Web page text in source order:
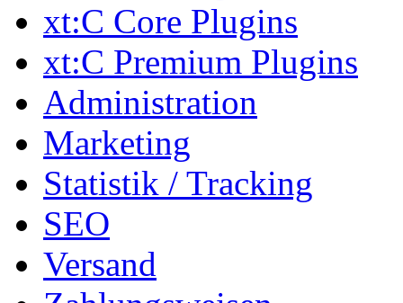
xt:C Core Plugins
xt:C Premium Plugins
Administration
Marketing
Statistik / Tracking
SEO
Versand